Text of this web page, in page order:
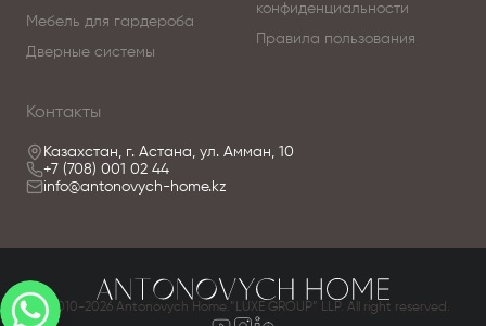
Мебель для гардероба
Дверные системы
конфиденциальности
Правила пользования
Контакты
Казахстан, г. Астана, ул. Амман, 10
+7 (708) 001 02 44
info@antonovych-home.kz
© 2010-2026 Antonovych Home.”LUXE GROUP” LLP. All right reserved.